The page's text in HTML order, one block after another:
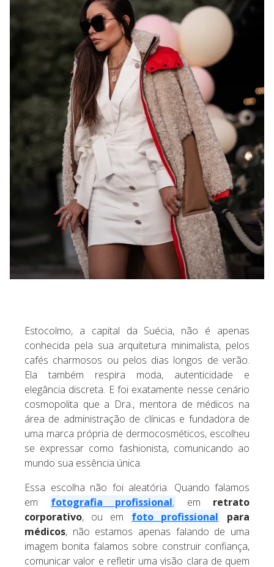
Estocolmo, a capital da Suécia, não é apenas
conhecida pela sua arquitetura minimalista, pelos
cafés charmosos ou pelos dias longos de verão.
Ela também respira moda, autenticidade e
elegância discreta. E foi exatamente nesse cenário
cosmopolita que a Dra., mentora de médicos na
área de administração de clínicas e fundadora de
uma marca própria de dermocosméticos, escolheu
se expressar como fashionista, comunicando ao
mundo sua essência única.
Essa escolha não foi aleatória. Quando falamos
em
fotografia profissional, em retrato
corporativo, ou em foto profissional
para
médicos, não estamos apenas falando de uma
imagem bonita falamos sobre construir confiança,
comunicar valor e refletir uma visão clara de quem